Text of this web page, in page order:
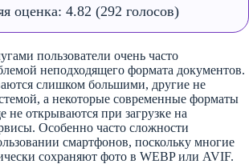
оценка: 4.82 (292 голосов)
пользователи очень часто
неподходящего формата документов.
слишком большими, другие не
а некоторые современные форматы
не открываются при загрузке на
Особенно часто сложности
смартфонов, поскольку многие
сохраняют фото в WEBP или AVIF.